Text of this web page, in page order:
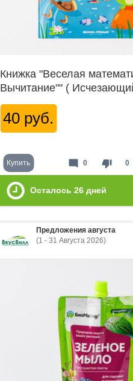
Книжка "Веселая
Вычитание"" (
40 руб.
Купить thumb_down 0
mode_comment 0
Осталось 26 дней
Предложения августа
(1 - 31 Августа 2026)